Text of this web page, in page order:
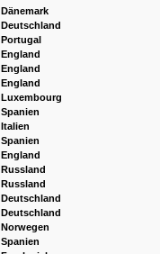
Dänemark
Deutschland
Portugal
England
England
England
Luxembourg
Spanien
Italien
Spanien
England
Russland
Russland
Deutschland
Deutschland
Norwegen
Spanien